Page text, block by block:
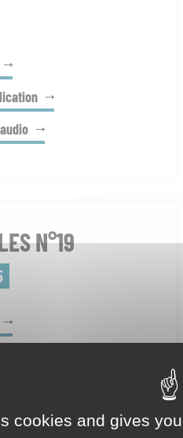
N°19
cookies and gives